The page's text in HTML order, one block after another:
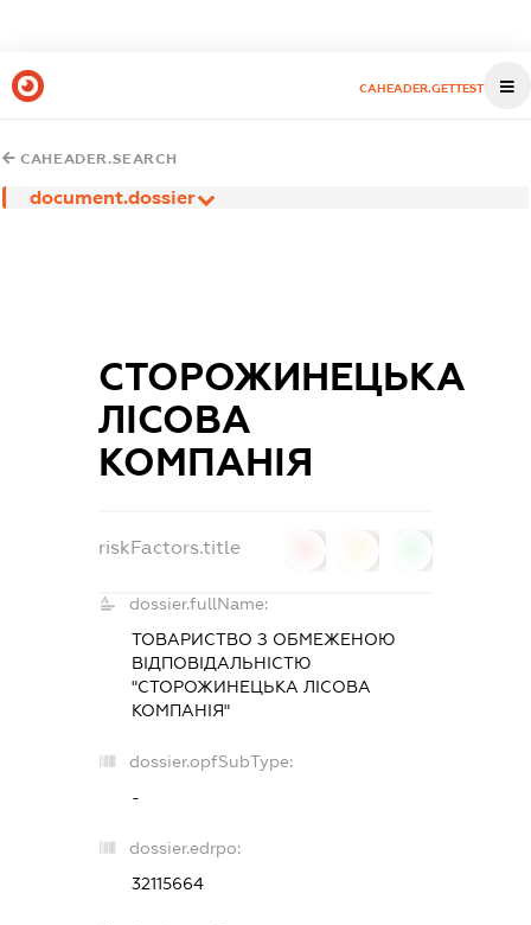
CAHEADER.GETTEST
CAHEADER.SEARCH
document.dossier
СТОРОЖИНЕЦЬКА
ЛІСОВА
КОМПАНІЯ
riskFactors.title
dossier.fullName:
ТОВАРИСТВО З ОБМЕЖЕНОЮ
ВІДПОВІДАЛЬНІСТЮ
"СТОРОЖИНЕЦЬКА ЛІСОВА
КОМПАНІЯ"
dossier.opfSubType:
-
dossier.edrpo:
32115664